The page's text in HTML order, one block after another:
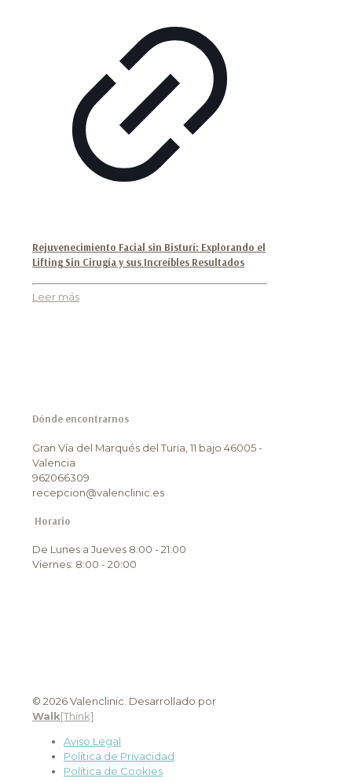
Rejuvenecimiento Facial sin Bisturí: Explorando el
Lifting Sin Cirugía y sus Increíbles Resultados
Leer más
Dónde encontrarnos
Gran Vía del Marqués del Turia, 11 bajo 46005 -
Valencia
962066309
recepcion@valenclinic.es
Horario
De Lunes a Jueves 8:00 - 21:00
Viernes: 8:00 - 20:00
© 2026 Valenclinic. Desarrollado por
Walk[Think]
Aviso Legal
Política de Privacidad
Política de Cookies